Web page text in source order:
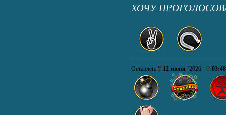
ХОЧУ
Оставлен: 12 июня ’2026 03:48